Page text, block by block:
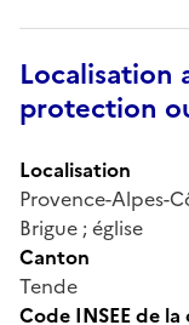
Localisation
protection
Localisation
Provence-Alpes-
Brigue ; église
Canton
Tende
Code INSEE de